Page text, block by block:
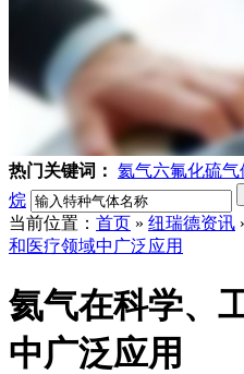
热门关键词： 氦气六氟化硫气
烷
当前位置： 首页 » 纽瑞德资讯
和医疗领域中广泛应用
氦气在科学、
中广泛应用